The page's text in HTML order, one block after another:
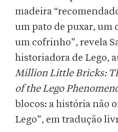
madeira
um pato de puxar, um
um cofrinho”, revela
historiadora de Lego,
Million Little Bricks:
of the Lego
blocos: a história não
Lego”, em tradução